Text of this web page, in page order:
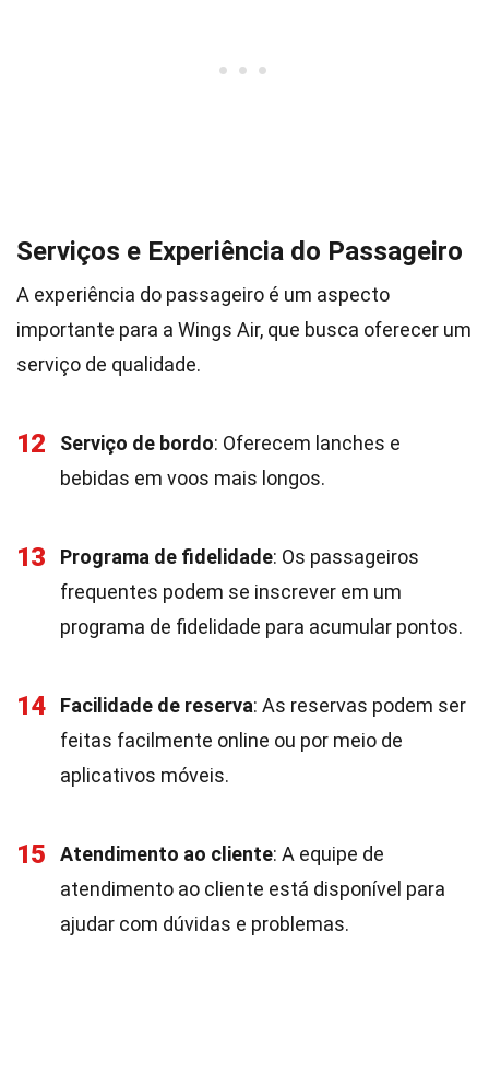
Serviços e Experiência do Passageiro
A experiência do passageiro é um aspecto
importante para a Wings Air, que busca oferecer um
serviço de qualidade.
12 Serviço de bordo: Oferecem lanches e
bebidas em voos mais longos.
13 Programa de fidelidade: Os passageiros
frequentes podem se inscrever em um
programa de fidelidade para acumular pontos.
14 Facilidade de reserva: As reservas podem ser
feitas facilmente online ou por meio de
aplicativos móveis.
15 Atendimento ao cliente: A equipe de
atendimento ao cliente está disponível para
ajudar com dúvidas e problemas.